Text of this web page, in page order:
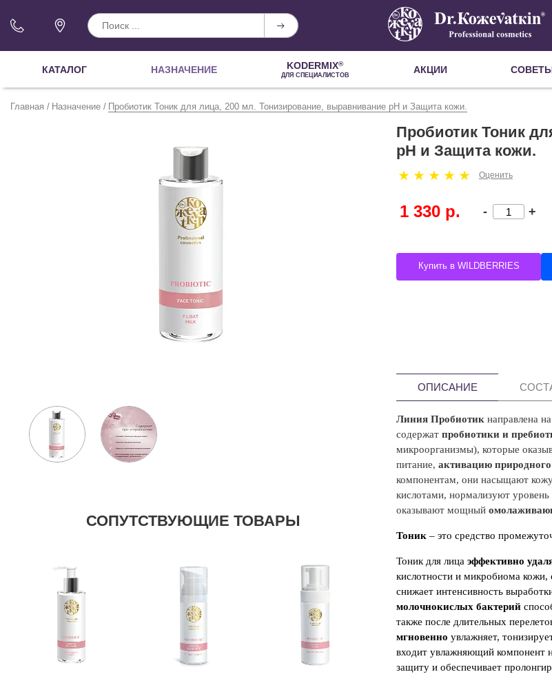
КАТАЛОГ НАЗНАЧЕНИЕ KODERMIX®
ДЛЯ СПЕЦИАЛИСТОВ
АКЦИИ
Главная Назначение Пробиотик Тоник для лица, 200 мл. Тонизирование, выравнивание pH и Защита кожи.
СОПУТСТВУЮЩИЕ ТОВАРЫ
Пробиотик Тоник
pH и Защита кожи.
Оценить
1 330 р. - +
Купить в WILDBERRIES
ОПИСАНИЕ
Линия Пробиотик направлена
содержат пробиотики и
микроорганизмы), которые
питание, активацию
компонентам, они насыщают
кислотами, нормализуют
оказывают мощный
Тоник – это средство
Тоник для лица эффективно
кислотности и микробиома кожи,
снижает интенсивность
молочнокислых бактерий
также после длительных
мгновенно увлажняет,
входит увлажняющий компонент
защиту и обеспечивает